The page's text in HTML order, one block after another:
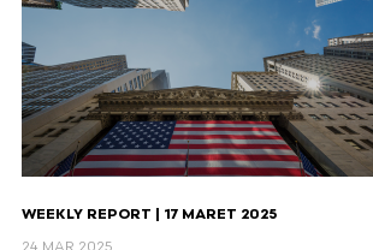
WEEKLY REPORT | 17 MARET 2025